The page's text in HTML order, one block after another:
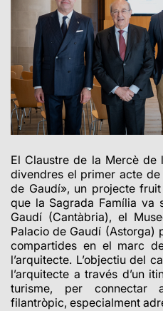
El Claustre de la Mercè de
divendres el primer acte
de Gaudí», un projecte
que la Sagrada Família va
Gaudí (Cantàbria), el
Palacio de Gaudí (Astorga)
compartides en el marc
l’arquitecte. L’objectiu del
l’arquitecte a través d’un
turisme, per connectar
filantròpic, especialment